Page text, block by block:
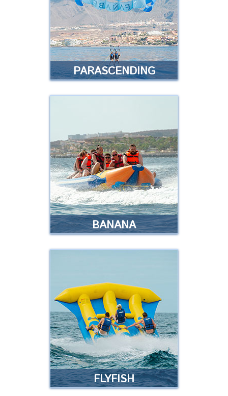
localizaciones de la isla de
Tenerife …
Leer más
PARASCENDING
Volando a lo largo de la costa con
un paracaídas a una altura de 50
metros …
Leer más
BANANA
Esta ha sido desde siempre la
acTIvidad estrella en nuestras
playas durante muchos años …
Leer más
FLYFISH